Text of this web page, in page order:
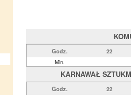
Godz.
22
Min.
KARNAWAŁ
Godz.
22